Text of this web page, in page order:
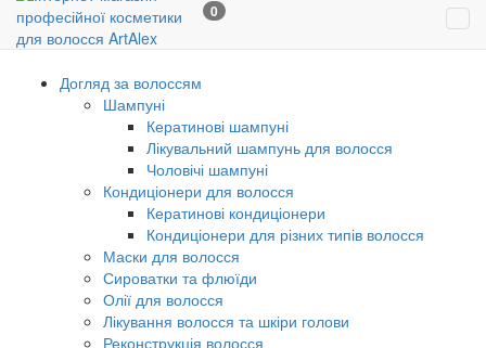
0
Догляд за волоссям
Шампуні
Кератинові шампуні
Лікувальний шампунь для волосся
Чоловічі шампуні
Кондиціонери для волосся
Кератинові кондиціонери
Кондиціонери для різних типів волосся
Маски для волосся
Сироватки та флюїди
Олії для волосся
Лікування волосся та шкіри голови
Реконструкція волосся